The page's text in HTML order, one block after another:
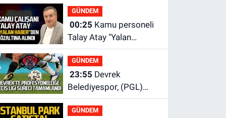
GÜNDEM
00:25
Talay Atay "Yalan
Haber"den gözaltına
alındı
GÜNDEM
23:55
Belediyespor, (PGL)
sürecini resmi olarak
tamamladı
GÜNDEM